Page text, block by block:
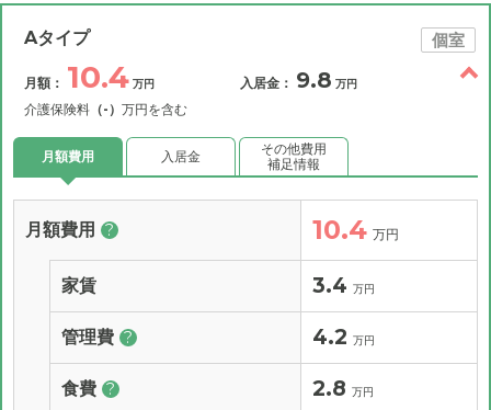
Aタイプ 個室
月額： 10.4 万円
介護保険料 （-） 万円を含む
入居金： 9.8 万円
月額費用 入居金
その他費用
補足情報
月額費用 ? 10.4 万円
家賃 3.4 万円
管理費 ? 4.2 万円
食費 ? 2.8 万円